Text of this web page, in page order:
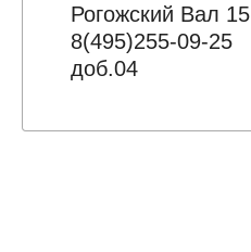
Рогожский Вал 15
8(495)255-09-25
доб.04